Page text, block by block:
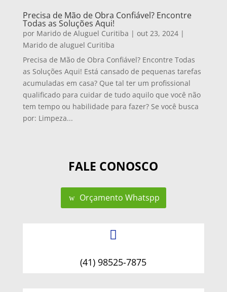
Precisa de Mão de Obra Confiável? Encontre
Todas as Soluções Aqui!
por Marido de Aluguel Curitiba | out 23, 2024|
Marido de aluguel Curitiba
Precisa de Mão de Obra Confiável? Encontre Todas
as Soluções Aqui! Está cansado de pequenas tarefas
acumuladas em casa? Que tal ter um profissional
qualificado para cuidar de tudo aquilo que você não
tem tempo ou habilidade para fazer? Se você busca
por: Limpeza...
FALE CONOSCO
Orçamento Whatspp

(41) 98525-7875